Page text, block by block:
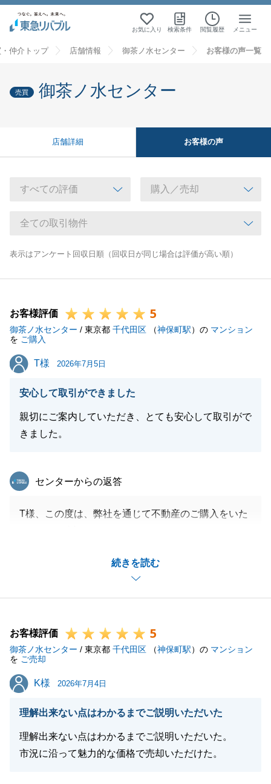
お気に入り 検索条件 閲覧履歴 メニュー
仲介トップ 店舗情報 御茶ノ水センター お客様の声一覧
売買 御茶ノ水センター
店舗詳細 お客様の声
表示はアンケート回収日順（回収日が同じ場合は評価が高い順）
お客様評価 5
御茶ノ水センター / 東京都 千代田区 （神保町駅）の マンション
を ご購入
T様
T様 2026年7月5日
安心して取引ができました
親切にご案内していただき、とても安心して取引がで
きました。
続きを読む
東急リバブル
センターからの返答
T様、この度は、弊社を通じて不動産のご購入をいた
力いただきましたこと重ねて御礼申し上げます。
お問合せの多い物件でしたが、T様にご購入いただき
売主様も私も嬉しく思っております。
もお気軽にご連絡下さいませ。
今後とも何卒よろしくお願いいたします。
お客様評価 5
御茶ノ水センター / 東京都 千代田区 （神保町駅）の マンション
を ご売却
K様
K様 2026年7月4日
理解出来ない点はわかるまでご説明いただいた
理解出来ない点はわかるまでご説明いただいた。
市況に沿って魅力的な価格で売却いただけた。